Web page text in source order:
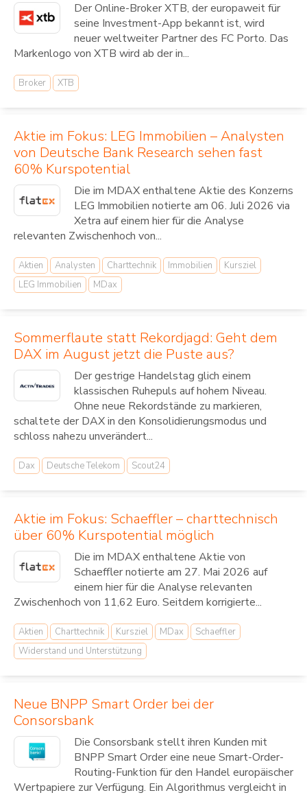
Der Online-Broker XTB, der europaweit für
seine Investment-App bekannt ist, wird
neuer weltweiter Partner des FC Porto. Das
Markenlogo von XTB wird ab der in...
Broker XTB
Aktie im Fokus: LEG Immobilien – Analysten
von Deutsche Bank Research sehen fast
60% Kurspotential
Die im MDAX enthaltene Aktie des Konzerns
LEG Immobilien notierte am 06. Juli 2026 via
Xetra auf einem hier für die Analyse
relevanten Zwischenhoch von...
Aktien Analysten Charttechnik Immobilien
Kursziel
LEG Immobilien
MDax
Sommerflaute statt Rekordjagd: Geht dem
DAX im August jetzt die Puste aus?
Der gestrige Handelstag glich einem
klassischen Ruhepuls auf hohem Niveau.
Ohne neue Rekordstände zu markieren,
schaltete der DAX in den Konsolidierungsmodus und
schloss nahezu unverändert...
Dax Deutsche Telekom Scout24
Aktie im Fokus: Schaeffler – charttechnisch
über 60% Kurspotential möglich
Die im MDAX enthaltene Aktie von
Schaeffler notierte am 27. Mai 2026 auf
einem hier für die Analyse relevanten
Zwischenhoch von 11,62 Euro. Seitdem korrigierte...
Aktien Charttechnik Kursziel MDax
Schaeffler
Widerstand und Unterstützung
Neue BNPP Smart Order bei der
Consorsbank
Die Consorsbank stellt ihren Kunden mit
BNPP Smart Order eine neue Smart-Order-
Routing-Funktion für den Handel europäischer
Wertpapiere zur Verfügung. Ein Algorithmus vergleicht in